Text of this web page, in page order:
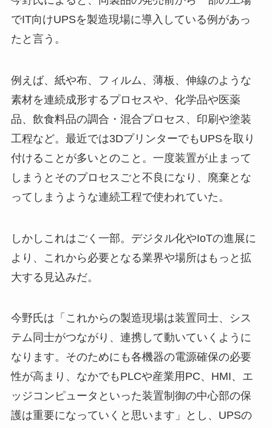
でIT向けUPSを製造現場に導入している例があっ
たと言う。
例えば、紙や布、フィルム、薄板、伸線のような
素材を連続成形するプロセスや、化学品や医薬
品、飲食料品の調合・混合プロセス、印刷や塗装
工程など。最近では3DプリンターでもUPSを取り
付けることが多いとのこと。一度装置が止まって
しまうとそのプロセスごと不良になり、廃棄とな
ってしまうような連続工程で使われていた。
しかしこれはごく一部。デジタル化やIoTの進展に
より、これから必要となる業界や場所はもっと拡
大する見込みだ。
今野氏は「これからの製造現場は装置同士、シス
テム同士がつながり、連携して動いていくように
なります。そのためにも各機器の電源確保の必要
性が高まり、なかでもPLCや産業用PC、HMI、エ
ッジコンピュータといった装置制御の中心部の保
護は重要になっていくと思います」とし、UPSの